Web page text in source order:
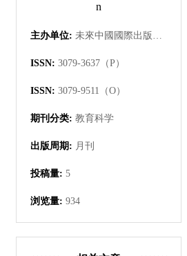
n
主办单位: 未來中國國際出版集團有限公司
ISSN: 3079-3637（P）
ISSN: 3079-9511（O）
期刊分类: 教育科学
出版周期: 月刊
投稿量: 5
浏览量: 934